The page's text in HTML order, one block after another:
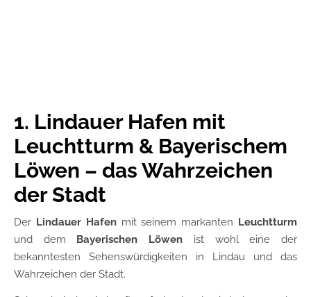
1. Lindauer Hafen mit
Leuchtturm & Bayerischem
Löwen – das Wahrzeichen
der Stadt
Der Lindauer Hafenmit seinem markanten Leuchtturm
und dem Bayerischen Löwen ist wohl eine der
bekanntesten Sehenswürdigkeiten in Lindau und das
Wahrzeichen der Stadt.